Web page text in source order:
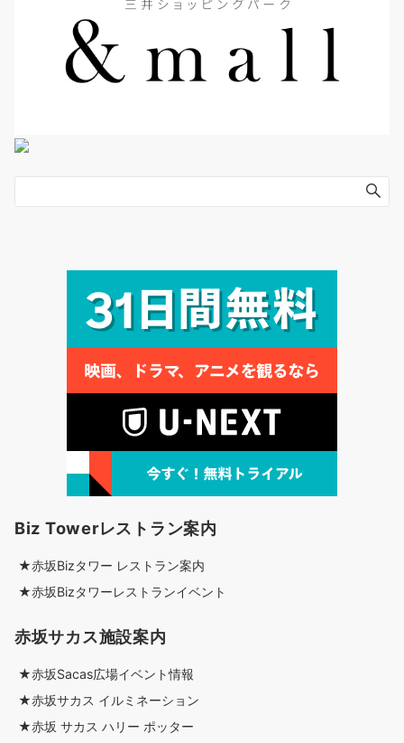
Biz Towerレストラン案内
★赤坂Bizタワー レストラン案内
★赤坂Bizタワーレストランイベント
赤坂サカス施設案内
★赤坂Sacas広場イベント情報
★赤坂サカス イルミネーション
★赤坂 サカス ハリー ポッター